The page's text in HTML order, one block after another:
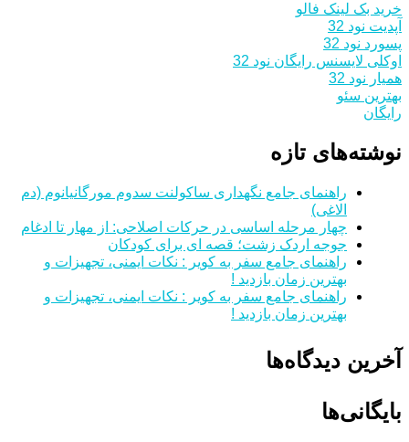
خرید بک لینک فالو
آپدیت نود 32
پسورد نود 32
اوکلی لایسنس رایگان نود 32
همیار نود 32
بهترین سئو
رایگان
نوشته‌های تازه
راهنمای جامع نگهداری ساکولنت سدوم مورگانیانوم (دم
الاغی)
چهار مرحله اساسی در حرکات اصلاحی: از مهار تا ادغام
جوجه اردک زشت؛ قصه ای برای کودکان
راهنمای جامع سفر به کویر : نکات ایمنی، تجهیزات و
بهترین زمان بازدید !
راهنمای جامع سفر به کویر : نکات ایمنی، تجهیزات و
بهترین زمان بازدید !
آخرین دیدگاه‌ها
بایگانی‌ها